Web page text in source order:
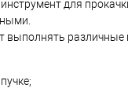
для
выполнять